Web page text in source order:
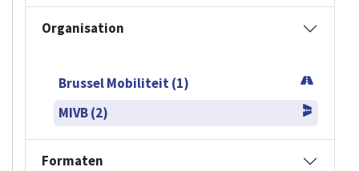
Organisation
Brussel Mobiliteit (1)
MIVB (2)
Formaten